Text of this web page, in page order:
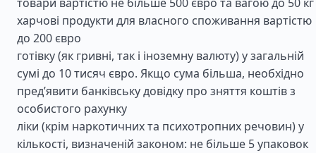
харчові продукти для власного споживання вартістю
до 200 євро
готівку (як гривні, так і іноземну валюту) у загальній
сумі до 10 тисяч євро. Якщо сума більша, необхідно
пред’явити банківську довідку про зняття коштів з
особистого рахунку
ліки (крім наркотичних та психотропних речовин) у
кількості, визначеній законом: не більше 5 упаковок